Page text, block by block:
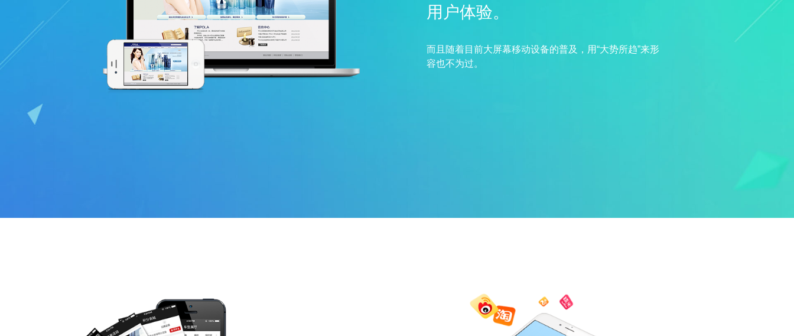
用户体验。
而且随着目前大屏幕移动设备的普及，用“大势所趋”来形
容也不为过。